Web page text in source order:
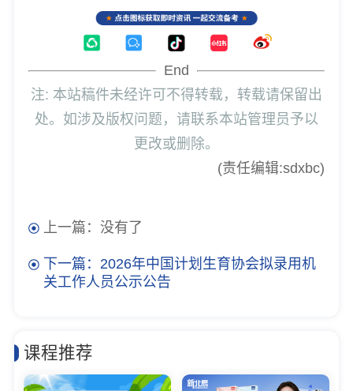
End
注: 本站稿件未经许可不得转载，转载请保留出
处。如涉及版权问题，请联系本站管理员予以
更改或删除。
(责任编辑:sdxbc)
上一篇：没有了
下一篇：2026年中国计划生育协会拟录用机
关工作人员公示公告
课程推荐